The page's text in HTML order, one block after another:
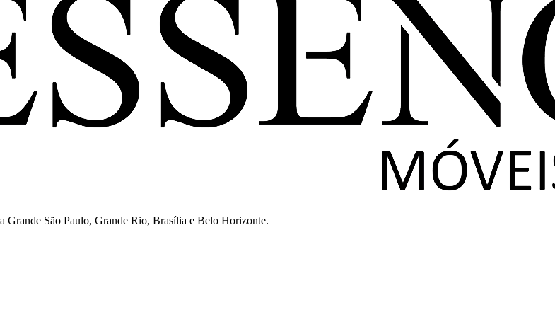
Grande São Paulo, Grande Rio, Brasília e Belo Horizonte.